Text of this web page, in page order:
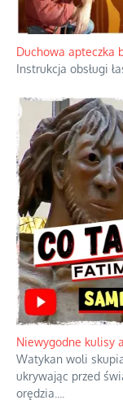
Duchowa apteczka
Instrukcja obsługi
Niewygodne kulisy
Watykan woli
ukrywając przed
orędzia.